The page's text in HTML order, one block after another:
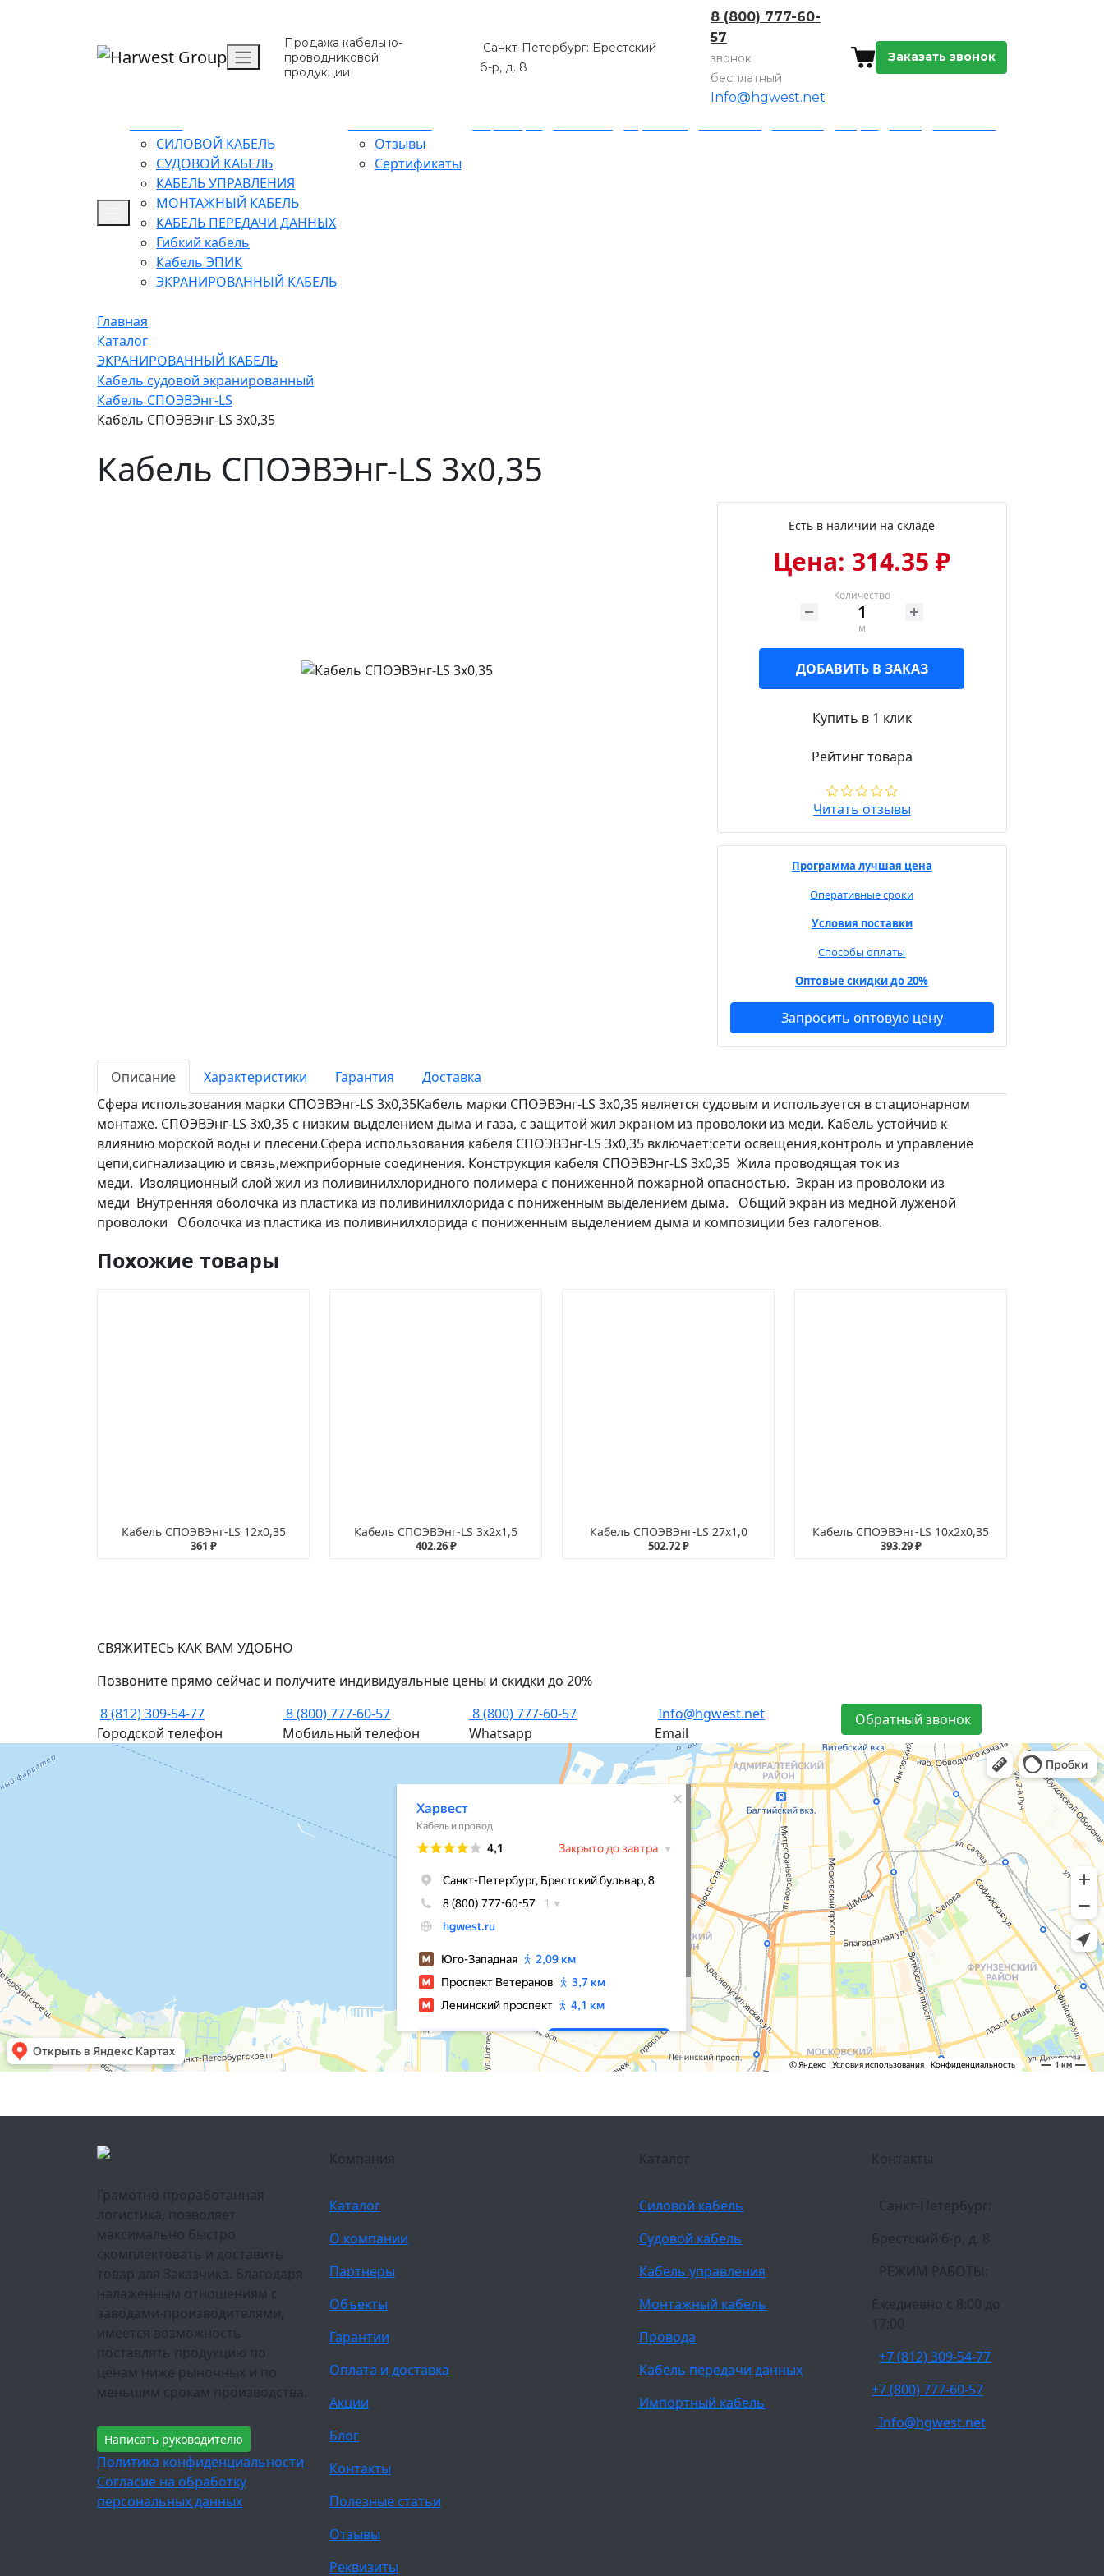
Продажа кабельно-
проводниковой
продукции
Санкт-Петербург: Брестский
б-р, д. 8
8 (800) 777-60-
57
звонок
бесплатный
Info@hgwest.net
Заказать звонок
СИЛОВОЙ КАБЕЛЬ
СУДОВОЙ КАБЕЛЬ
КАБЕЛЬ УПРАВЛЕНИЯ
МОНТАЖНЫЙ КАБЕЛЬ
КАБЕЛЬ ПЕРЕДАЧИ ДАННЫХ
Гибкий кабель
Кабель ЭПИК
ЭКРАНИРОВАННЫЙ КАБЕЛЬ
Отзывы
Сертификаты
Главная
Каталог
ЭКРАНИРОВАННЫЙ КАБЕЛЬ
Кабель судовой экранированный
Кабель СПОЭВЭнг-LS
Кабель СПОЭВЭнг-LS 3х0,35
Кабель СПОЭВЭнг-LS 3х0,35
Есть в наличии на складе
Цена: 314.35 ₽
Количество
м
ДОБАВИТЬ В ЗАКАЗ
Купить в 1 клик
Рейтинг товара
Читать отзывы
Программа лучшая цена
Оперативные сроки
Условия поставки
Способы оплаты
Оптовые скидки до 20%
Запросить оптовую цену
Описание Характеристики Гарантия
Доставка
Сфера использования марки СПОЭВЭнг-LS 3х0,35Кабель марки СПОЭВЭнг-LS 3х0,35 является судовым и используется в стационарном
монтаже. СПОЭВЭнг-LS 3х0,35 с низким выделением дыма и газа, с защитой жил экраном из проволоки из меди. Кабель устойчив к
влиянию морской воды и плесени.Сфера использования кабеля СПОЭВЭнг-LS 3х0,35 включает:сети освещения,контроль и управление
цепи,сигнализацию и связь,межприборные соединения. Конструкция кабеля СПОЭВЭнг-LS 3х0,35 Жила проводящая ток из
меди. Изоляционный слой жил из поливинилхлоридного полимера с пониженной пожарной опасностью. Экран из проволоки из
меди Внутренняя оболочка из пластика из поливинилхлорида с пониженным выделением дыма. Общий экран из медной луженой
проволоки Оболочка из пластика из поливинилхлорида с пониженным выделением дыма и композиции без галогенов.
Похожие товары
Кабель СПОЭВЭнг-LS 12х0,35
361 ₽
Кабель СПОЭВЭнг-LS 3х2х1,5
402.26 ₽
Кабель СПОЭВЭнг-LS 27х1,0
502.72 ₽
Кабель СПОЭВЭнг-LS 10х2х0,35
393.29 ₽
СВЯЖИТЕСЬ КАК ВАМ УДОБНО
Позвоните прямо сейчас и получите индивидуальные цены и скидки до 20%
8 (812) 309-54-77
Городской телефон
8 (800) 777-60-57
Мобильный телефон
8 (800) 777-60-57
Whatsapp
Info@hgwest.net
Email
Обратный звонок
Грамотно проработанная
логистика, позволяет
максимально быстро
скомплектовать и доставить
товар для Заказчика. Благодаря
налаженным отношениям с
заводами-производителями,
имеется возможность
поставлять продукцию по
ценам ниже рыночных и по
меньшим срокам производства.
Написать руководителю
Политика конфиденциальности
Согласие на обработку
персональных данных
Компания
Каталог
О компании
Партнеры
Объекты
Гарантии
Оплата и доставка
Акции
Блог
Контакты
Полезные статьи
Отзывы
Реквизиты
Каталог
Силовой кабель
Судовой кабель
Кабель управления
Монтажный кабель
Провода
Кабель передачи данных
Импортный кабель
Контакты
Санкт-Петербург:
Брестский б-р, д. 8
РЕЖИМ РАБОТЫ:
Ежедневно c 8:00 до
17:00
+7 (812) 309-54-77
+7 (800) 777-60-57
Info@hgwest.net